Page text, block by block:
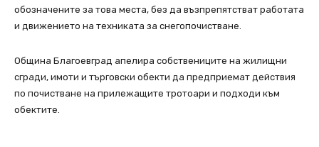
обозначените за това места, без да възпрепятстват работата
и движението на техниката за снегопочистване.
Община Благоевград апелира собствениците на жилищни
сгради, имоти и търговски обекти да предприемат действия
по почистване на прилежащите тротоари и подходи към
обектите.